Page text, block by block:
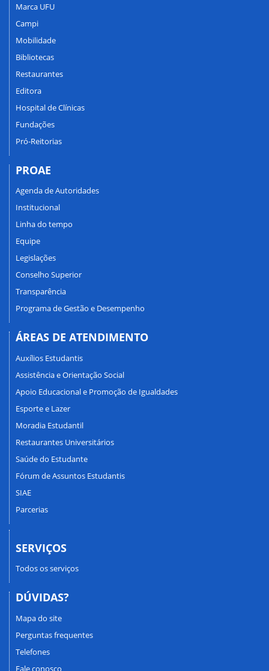
Marca UFU
Campi
Mobilidade
Bibliotecas
Restaurantes
Editora
Hospital de Clínicas
Fundações
Pró-Reitorias
PROAE
Agenda de Autoridades
Institucional
Linha do tempo
Equipe
Legislações
Conselho Superior
Transparência
Programa de Gestão e Desempenho
ÁREAS DE ATENDIMENTO
Auxílios Estudantis
Assistência e Orientação Social
Apoio Educacional e Promoção de Igualdades
Esporte e Lazer
Moradia Estudantil
Restaurantes Universitários
Saúde do Estudante
Fórum de Assuntos Estudantis
SIAE
Parcerias
SERVIÇOS
Todos os serviços
DÚVIDAS?
Mapa do site
Perguntas frequentes
Telefones
Fale conosco